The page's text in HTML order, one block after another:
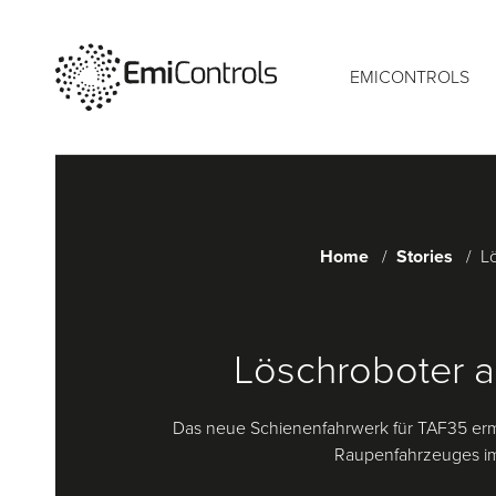
EMICONTROLS
Home Stories
Löschroboter
Das neue Schienenfahrwerk für TAF35
Raupenfahrzeuges